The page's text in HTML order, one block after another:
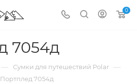
0
7054д
— Сумки для путешествий Polar —
Портплед 7054д